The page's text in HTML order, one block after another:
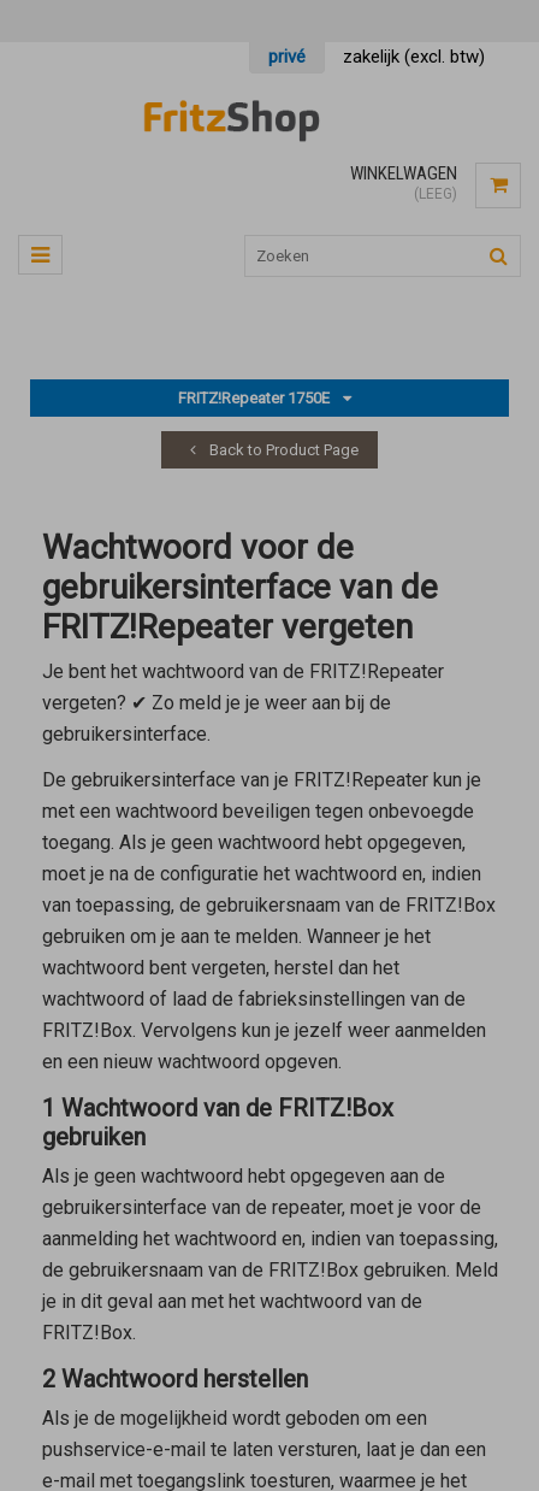
privé zakelijk (excl. btw)
WINKELWAGEN
(LEEG)
FRITZ!Repeater 1750E
Back to Product Page
Wachtwoord voor de
gebruikersinterface van de
FRITZ!Repeater vergeten
Je bent het wachtwoord van de FRITZ!Repeater
vergeten? ✔ Zo meld je je weer aan bij de
gebruikersinterface.
De gebruikersinterface van je FRITZ!Repeater kun je
met een wachtwoord beveiligen tegen onbevoegde
toegang. Als je geen wachtwoord hebt opgegeven,
moet je na de configuratie het wachtwoord en, indien
van toepassing, de gebruikersnaam van de FRITZ!Box
gebruiken om je aan te melden. Wanneer je het
wachtwoord bent vergeten, herstel dan het
wachtwoord of laad de fabrieksinstellingen van de
FRITZ!Box. Vervolgens kun je jezelf weer aanmelden
en een nieuw wachtwoord opgeven.
1 Wachtwoord van de FRITZ!Box
gebruiken
Als je geen wachtwoord hebt opgegeven aan de
gebruikersinterface van de repeater, moet je voor de
aanmelding het wachtwoord en, indien van toepassing,
de gebruikersnaam van de FRITZ!Box gebruiken. Meld
je in dit geval aan met het wachtwoord van de
FRITZ!Box.
2 Wachtwoord herstellen
Als je de mogelijkheid wordt geboden om een
pushservice-e-mail te laten versturen, laat je dan een
e-mail met toegangslink toesturen, waarmee je het